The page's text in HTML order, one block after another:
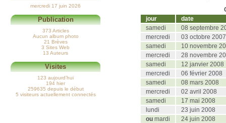
jour
date
samedi
08 septembre
mercredi
03 octobre 2007
samedi
10 novembre
mercredi
28 novembre
samedi
12 janvier 2008
mercredi
06 février 2008
samedi
08 mars 2008
mercredi
02 avril 2008
samedi
17 mai 2008
lundi
23 juin 2008
oumardi 24 juin 2008
mercredi 17 juin 2026
Publication
373 Articles
Aucun album photo
21 Brèves
3 Sites Web
13 Auteurs
Visites
123 aujourd’hui
194 hier
259635 depuis le début
5 visiteurs actuellement connectés